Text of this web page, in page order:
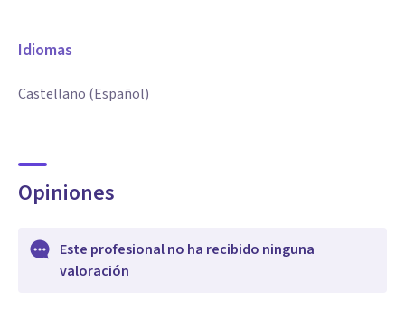
Idiomas
Castellano (Español)
Opiniones
Este profesional no ha recibido ninguna
valoración